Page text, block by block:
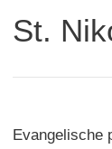
St.
Evangelische